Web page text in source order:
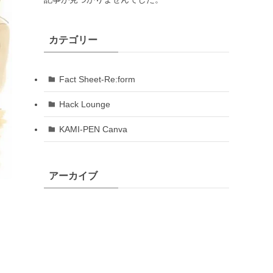
カテゴリー
Fact Sheet-Re:form
Hack Lounge
KAMI-PEN Canva
アーカイブ